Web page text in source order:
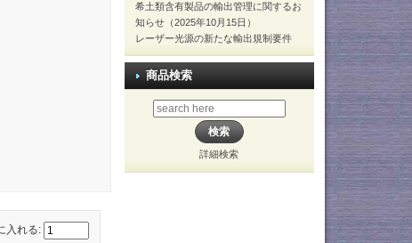
入れる:
希土類含有製品の輸出管理に関するお
知らせ（2025年10月15日）
レーザー光源の新たな輸出規制要件
商品検索
詳細検索